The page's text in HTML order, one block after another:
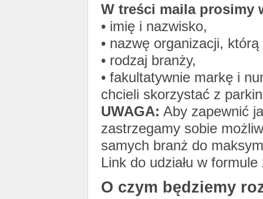
W treści maila prosimy
• imię i nazwisko,
• nazwę organizacji,
• rodzaj branży,
• fakultatywnie markę i
chcieli skorzystać z
UWAGA: Aby zapewnić
zastrzegamy sobie
samych branż do
Link do udziału w
O czym będziemy